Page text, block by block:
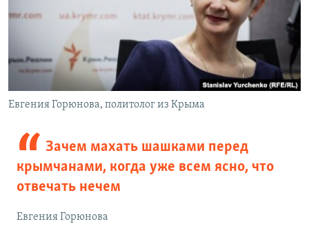
Евгения Горюнова, политолог из Крыма
Зачем махать шашками перед
крымчанами, когда уже всем ясно, что
отвечать нечем
Евгения Горюнова